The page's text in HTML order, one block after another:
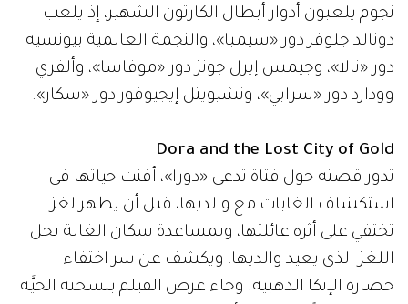
نجوم يلعبون أدوار أبطال الكارتون الشهير، إذ يلعب
دونالد جلوفر دور «سيمبا»، والنجمة العالمية بيونسيه
دور «نالا»، وجيمس إيرل جونز دور «موفاسا»، وألفري
وودارد دور «سرابي»، وتشيويتل إيجيوفور دور «سكار».
Dora and the Lost City of Gold
تدور قصته حول فتاة تدعى «دورا»، أفنت حياتها في
استكشاف الغابات مع والديها، قبل أن يظهر لغز
تختفي على أثره عائلتها، وبمساعدة سكان الغابة يحل
اللغز الذي يعيد والديها، ويكشف عن سر اختفاء
حضارة الإنكا الذهبية. وجاء عرض الفيلم بنسخته الحيَّة